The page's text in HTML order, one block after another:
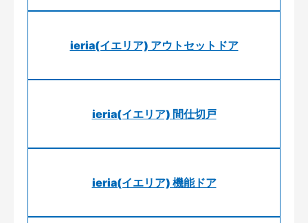
ieria(イエリア) アウトセットドア
ieria(イエリア) 間仕切戸
ieria(イエリア) 機能ドア